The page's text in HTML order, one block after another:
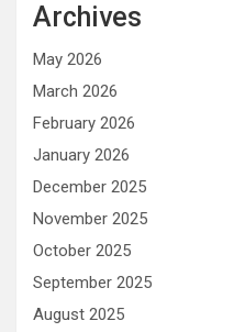
Archives
May 2026
March 2026
February 2026
January 2026
December 2025
November 2025
October 2025
September 2025
August 2025